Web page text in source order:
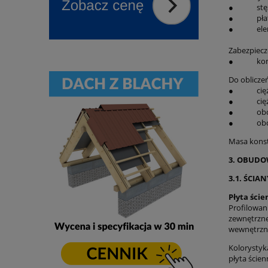
●
● płatwie
●
●
Do
● ciężar
● ciężar
●
●
Masa
3.
3.1.
Płyta
płyta